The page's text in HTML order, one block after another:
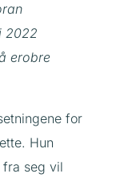
2022
erobre
for
Hun
fra seg vil